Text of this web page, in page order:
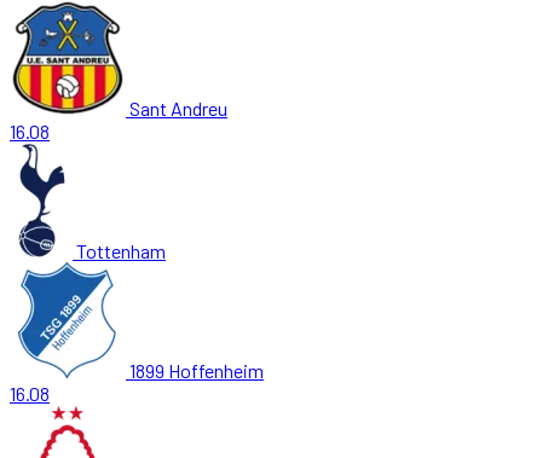
Sant Andreu
16.08
Tottenham
1899 Hoffenheim
16.08